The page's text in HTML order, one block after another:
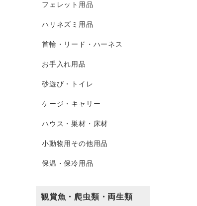
フェレット用品
ハリネズミ用品
首輪・リード・ハーネス
お手入れ用品
砂遊び・トイレ
ケージ・キャリー
ハウス・巣材・床材
小動物用その他用品
保温・保冷用品
観賞魚・爬虫類・両生類